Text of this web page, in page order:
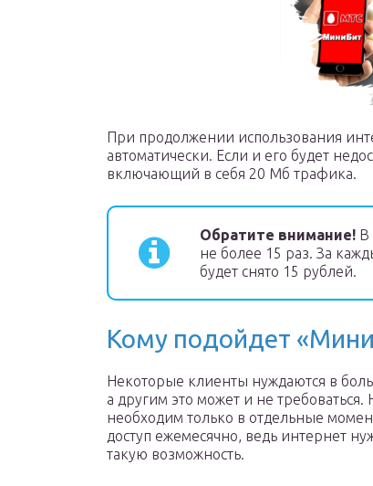
При продолжении использования
автоматически. Если и его будет
включающий в себя 20 Мб трафика.
Обратите внимание! В
не более 15 раз. За
будет снято 15 рублей.
Кому подойдет
Некоторые клиенты нуждаются в
а другим это может и не
необходим только в отдельные
доступ ежемесячно, ведь интернет
такую возможность.